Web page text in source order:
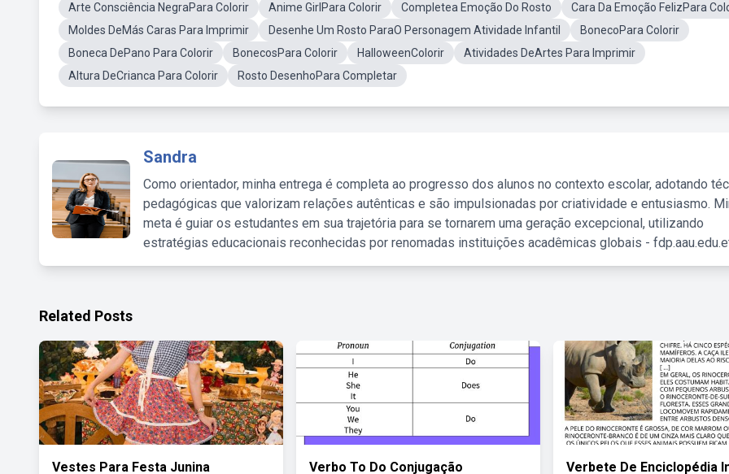
Arte Consciência NegraPara Colorir
Anime GirlPara Colorir Completea Emoção Do Rosto
Cara Da Emoção FelizPara
Moldes DeMás Caras Para Imprimir
Desenhe Um Rosto ParaO Personagem Atividade Infantil
BonecoPara Colorir
Boneca DePano Para Colorir
BonecosPara Colorir HalloweenColorir
Atividades DeArtes Para Imprimir
Altura DeCrianca Para Colorir
Rosto DesenhoPara Completar
Sandra
Como orientador, minha entrega é completa ao progresso dos alunos no contexto escolar, adotando
pedagógicas que valorizam relações autênticas e são impulsionadas por criatividade e entusiasmo.
meta é guiar os estudantes em sua trajetória para se tornarem uma geração excepcional, utilizando
estratégias educacionais reconhecidas por renomadas instituições acadêmicas globais -
Related Posts
Vestes Para Festa Junina Verbo To Do Conjugação Verbete De Enciclopédia